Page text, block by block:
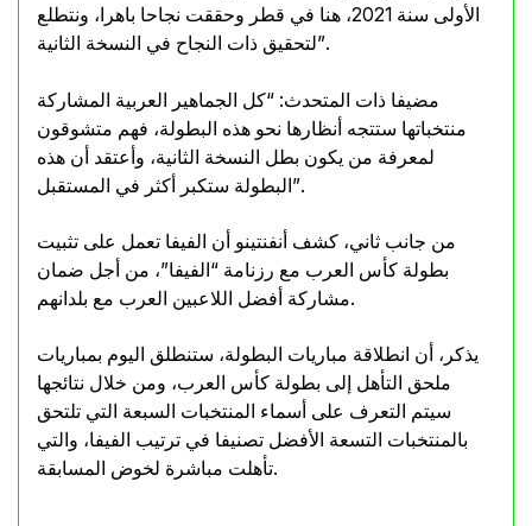
الأولى سنة 2021، هنا في قطر وحققت نجاحا باهرا، ونتطلع
لتحقيق ذات النجاح في النسخة الثانية”.
مضيفا ذات المتحدث: “كل الجماهير العربية المشاركة
منتخباتها ستتجه أنظارها نحو هذه البطولة، فهم متشوقون
لمعرفة من يكون بطل النسخة الثانية، وأعتقد أن هذه
البطولة ستكبر أكثر في المستقبل”.
من جانب ثاني، كشف أنفنتينو أن الفيفا تعمل على تثبيت
بطولة كأس العرب مع رزنامة “الفيفا”، من أجل ضمان
مشاركة أفضل اللاعبين العرب مع بلدانهم.
يذكر، أن انطلاقة مباريات البطولة، ستنطلق اليوم بمباريات
ملحق التأهل إلى بطولة كأس العرب، ومن خلال نتائجها
سيتم التعرف على أسماء المنتخبات السبعة التي تلتحق
بالمنتخبات التسعة الأفضل تصنيفا في ترتيب الفيفا، والتي
تأهلت مباشرة لخوض المسابقة.